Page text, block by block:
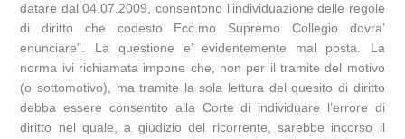
datare dal 04.07.2009, consentono l’individuazione delle regole
di diritto che codesto Ecc.mo Supremo Collegio dovra’
enunciare”. La questione e’ evidentemente mal posta. La
norma ivi richiamata impone che, non per il tramite del motivo
(o sottomotivo), ma tramite la sola lettura del quesito di diritto
debba essere consentito alla Corte di individuare l’errore di
diritto nel quale, a giudizio del ricorrente, sarebbe incorso il